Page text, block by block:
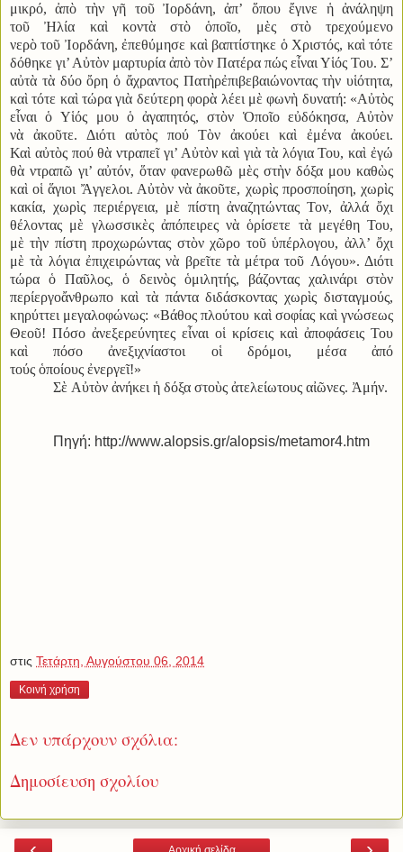
μικρό, ἀπὸ τὴν γῆ τοῦ Ἰορδάνη, ἀπ’ ὅπου ἔγινε ἡ ἀνάληψη
τοῦ Ἠλία καὶ κοντὰ στὸ ὁποῖο, μὲς στὸ τρεχούμενο
νερὸ τοῦ Ἰορδάνη, ἐπεθύμησε καὶ βαπτίστηκε ὁ Χριστός, καὶ τότε
δόθηκε γι’ Αὐτὸν μαρτυρία ἀπὸ τὸν Πατέρα πώς εἶναι Υἱός Του. Σ’
αὐτὰ τὰ δύο ὄρη ὁ ἄχραντος Πατὴρἐπιβεβαιώνοντας τὴν υἱότητα,
καὶ τότε καὶ τώρα γιὰ δεύτερη φορὰ λέει μὲ φωνὴ δυνατή: «Αὐτὸς
εἶναι ὁ Υἱός μου ὁ ἀγαπητός, στὸν Ὁποῖο εὐδόκησα, Αὐτὸν
νὰ ἀκοῦτε. Διότι αὐτὸς πού Τὸν ἀκούει καὶ ἐμένα ἀκούει.
Καὶ αὐτὸς πού θὰ ντραπεῖ γι’ Αὐτὸν καὶ γιὰ τὰ λόγια Του, καὶ ἐγώ
θὰ ντραπῶ γι’ αὐτόν, ὅταν φανερωθῶ μὲς στὴν δόξα μου καθὼς
καὶ οἱ ἅγιοι Ἄγγελοι. Αὐτὸν νὰ ἀκοῦτε, χωρὶς προσποίηση, χωρὶς
κακία, χωρὶς περιέργεια, μὲ πίστη ἀναζητώντας Τον, ἀλλά ὄχι
θέλοντας μὲ γλωσσικὲς ἀπόπειρες νὰ ὁρίσετε τὰ μεγέθη Του,
μὲ τὴν πίστη προχωρώντας στὸν χῶρο τοῦ ὑπέρλογου, ἀλλ’ ὄχι
μὲ τὰ λόγια ἐπιχειρώντας νὰ βρεῖτε τὰ μέτρα τοῦ Λόγου». Διότι
τώρα ὁ Παῦλος, ὁ δεινὸς ὁμιλητής, βάζοντας χαλινάρι στὸν
περίεργοἄνθρωπο καὶ τὰ πάντα διδάσκοντας χωρὶς δισταγμούς,
κηρύττει μεγαλοφώνως: «Βάθος πλούτου καὶ σοφίας καὶ γνώσεως
Θεοῦ! Πόσο ἀνεξερεύνητες εἶναι οἱ κρίσεις καὶ ἀποφάσεις Του
καὶ πόσο ἀνεξιχνίαστοι οἱ δρόμοι, μέσα ἀπό
τούς ὁποίους ἐνεργεῖ!»
Σὲ Αὐτὸν ἀνήκει ἡ δόξα στοὺς ἀτελείωτους αἰῶνες. Ἀμήν.
Πηγή: http://www.alopsis.gr/alopsis/metamor4.htm
στις Τετάρτη, Αυγούστου 06, 2014
Κοινή χρήση
Δεν υπάρχουν σχόλια:
Δημοσίευση σχολίου